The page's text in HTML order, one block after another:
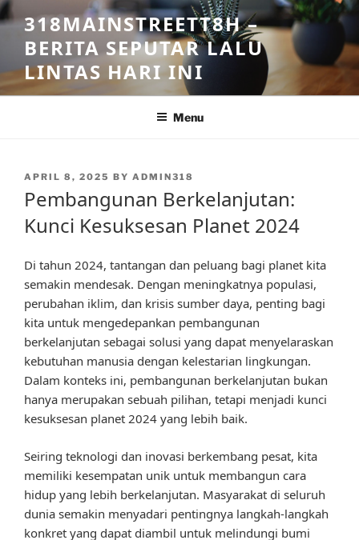
Skip
to
content
318MAINSTREETT8H –
BERITA SEPUTAR LALU
LINTAS HARI INI
Menu
POSTED
APRIL 8, 2025 BY ADMIN318
Pembangunan Berkelanjutan:
Kunci Kesuksesan Planet 2024
Di tahun 2024, tantangan dan peluang bagi planet kita
semakin mendesak. Dengan meningkatnya populasi,
perubahan iklim, dan krisis sumber daya, penting bagi
kita untuk mengedepankan pembangunan
berkelanjutan sebagai solusi yang dapat menyelaraskan
kebutuhan manusia dengan kelestarian lingkungan.
Dalam konteks ini, pembangunan berkelanjutan bukan
hanya merupakan sebuah pilihan, tetapi menjadi kunci
kesuksesan planet 2024 yang lebih baik.
Seiring teknologi dan inovasi berkembang pesat, kita
memiliki kesempatan unik untuk membangun cara
hidup yang lebih berkelanjutan. Masyarakat di seluruh
dunia semakin menyadari pentingnya langkah-langkah
konkret yang dapat diambil untuk melindungi bumi